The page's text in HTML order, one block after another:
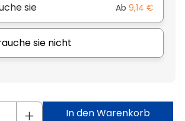
sie Ab 9,14 €
sie nicht
In den Warenkorb